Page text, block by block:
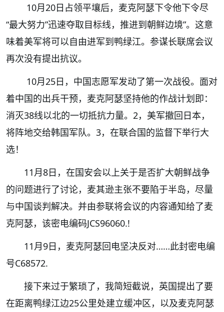
10月20日占领平壤后，麦克阿瑟下令他下令尽
“最大努力”迅速夺取目标线，推进到朝鲜边境”。这意
味着美军将可以自由进军到鸭绿江。参谋长联席会议
再次没有提出抗议。
10月25日，中国志愿军发动了第一次战役。面对
着中国的出兵干预，麦克阿瑟坚持他的作战计划即：
消灭38线以北的一切抵抗力量。2，美军撤回日本，
将阵地交给韩国军队。3，在联合国的监督下举行大
选！
11月8日，在国安会以上关于是否扩大朝鲜战争
的问题进行了讨论，麦其逊主张不要陷于半岛，尽量
与中国谈判解决。并由参联将会议的内容通知给了麦
克阿瑟，该密电编码JCS96060.!
11月9日，麦克阿瑟回电坚决反对……此封密电编
号C68572.
接下来过于繁琐了，我简短截说，英国提出了要
在距离鸭绿江边25公里处建立缓冲区，以及麦克阿瑟